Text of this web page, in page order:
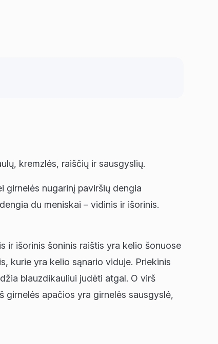
kremzlės, raiščių ir sausgyslių.
girnelės nugarinį paviršių dengia
du meniskai – vidinis ir išorinis.
ir išorinis šoninis raištis yra kelio šonuose
kurie yra kelio sąnario viduje. Priekinis
blauzdikauliui judėti atgal. O virš
girnelės apačios yra girnelės sausgyslė,